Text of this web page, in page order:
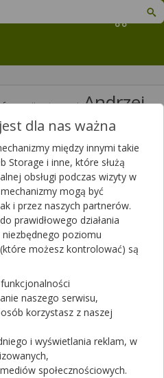
Koszyk
aptecznejAndrzej
Polubień
3426
Lubelskie
13
w poniedziałek
dla nas ważna
między innymi takie
Storage i inne, które służą
obsługi podczas wizyty w
mogą być
i przez naszych partnerów.
prawidłowego działania
poziomu
możesz kontrolować) są
naszego serwisu,
korzystasz z naszej
i wyświetlania reklam, w
społecznościowych.